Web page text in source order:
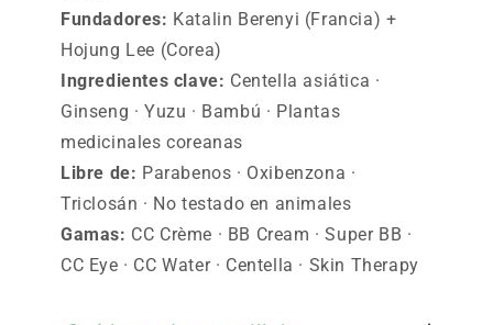
Fundadores: Katalin Berenyi (Francia) +
Hojung Lee (Corea)
Ingredientes clave: Centella asiática ·
Ginseng · Yuzu · Bambú · Plantas
medicinales coreanas
Libre de: Parabenos · Oxibenzona ·
Triclosán · No testado en animales
Gamas: CC Crème · BB Cream · Super BB ·
CC Eye · CC Water · Centella · Skin Therapy